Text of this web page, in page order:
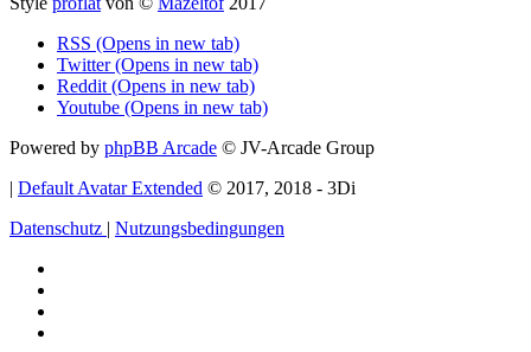
RSS (Opens in new tab)
Twitter (Opens in new tab)
Reddit (Opens in new tab)
Youtube (Opens in new tab)
Powered by phpBB Arcade © JV-Arcade Group
| Default Avatar Extended © 2017, 2018 - 3Di
Datenschutz | Nutzungsbedingungen